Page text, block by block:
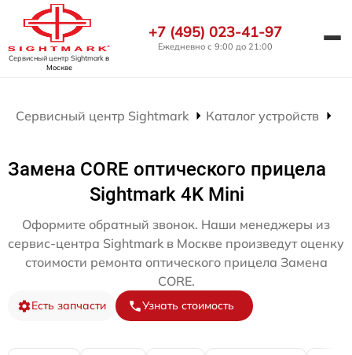
Сервисный центр Sightmarkв
Москве
+7 (495) 023-41-97
Ежедневно с 9:00 до 21:00
Сервисный центр Sightmark Каталог устройств
Замена CORE оптического прицела
Sightmark 4K Mini
Оформите обратный звонок. Наши менеджеры из
сервис-центра Sightmark в Москве произведут оценку
стоимости ремонта оптического прицела Замена
CORE.
Есть запчасти Узнать стоимость